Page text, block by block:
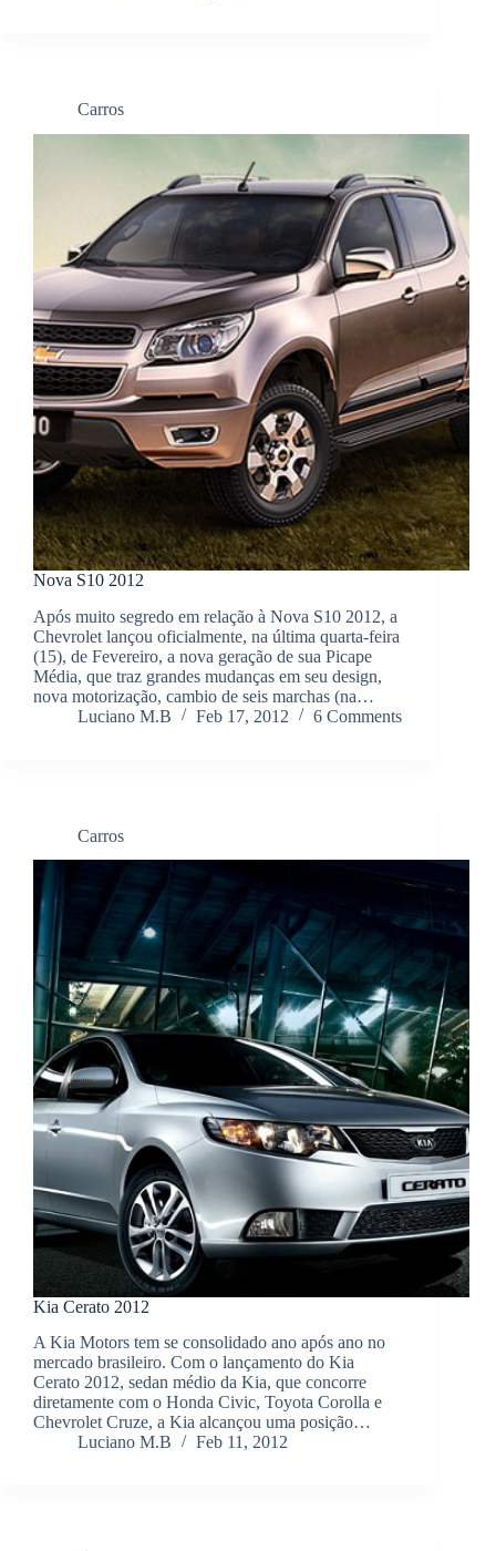
Carros
Nova S10 2012
Após muito segredo em relação à Nova S10 2012, a
Chevrolet lançou oficialmente, na última quarta-feira
(15), de Fevereiro, a nova geração de sua Picape
Média, que traz grandes mudanças em seu design,
nova motorização, cambio de seis marchas (na…
Luciano M.B
Feb 17, 2012 6 Comments
Carros
Kia Cerato 2012
A Kia Motors tem se consolidado ano após ano no
mercado brasileiro. Com o lançamento do Kia
Cerato 2012, sedan médio da Kia, que concorre
diretamente com o Honda Civic, Toyota Corolla e
Chevrolet Cruze, a Kia alcançou uma posição…
Luciano M.B
Feb 11, 2012